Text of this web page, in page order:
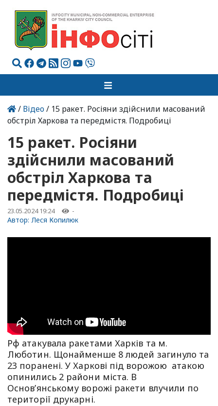
/ Відео/ 15 ракет. Росіяни здійснили масований
обстріл Харкова та передмістя. Подробиці
15 ракет. Росіяни
здійснили масований
обстріл Харкова та
передмістя. Подробиці
23.05.2024 19:24 -
Автор:Леся Копилюк
Рф атакувала ракетами Харків та м.
Люботин. Щонайменше 8 людей загинуло та
23 поранені. У Харкові під ворожою атакою
опинились 2 райони міста. В
Основʼянському ворожі ракети влучили по
території друкарні.